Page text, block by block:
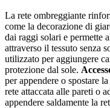
La rete ombreggiante
come la decorazione di
dai raggi solari e permette
attraverso il tessuto senza
utilizzato per aggiungere
protezione dal sole.
per appendere o spostare
rete attaccata alle pareti o
appendere saldamente la